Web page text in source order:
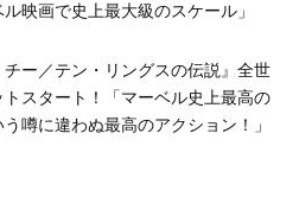
映画で史上最大級のスケール」
チー／テン・リングスの伝説』全世
トスタート！「マーベル史上最高の
噂に違わぬ最高のアクション！」